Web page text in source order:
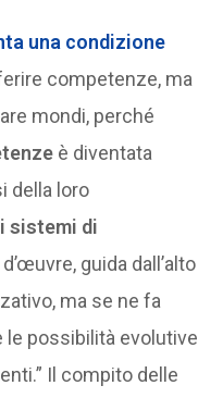
una condizione
competenze, ma
mondi, perché
è diventata
della loro
sistemi di
guida dall’alto
ma se ne fa
le possibilità evolutive
Il compito delle